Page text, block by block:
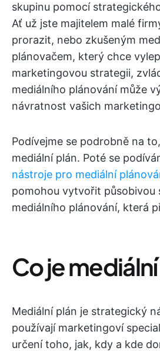
skupinu pomocí
Ať už jste majitelem malé
prorazit, nebo zkušeným
plánovačem, který chce
marketingovou strategii,
mediálního plánování může
návratnost vašich
Podívejme se podrobně na
mediální plán. Poté se
nástroje pro mediální
pomohou vytvořit působivou
mediálního plánování, která
Co je
Mediální plán je strategický
používají marketingoví
určení toho, jak, kdy a kde